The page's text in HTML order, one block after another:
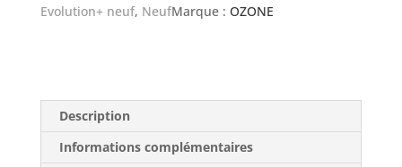
Evolution+ neuf, NeufMarque : OZONE
Description
Informations complémentaires